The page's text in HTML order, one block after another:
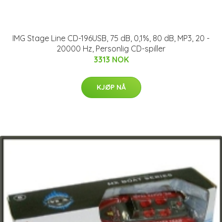
IMG Stage Line CD-196USB, 75 dB, 0,1%, 80 dB, MP3, 20 -
20000 Hz, Personlig CD-spiller
3313 NOK
KJØP NÅ